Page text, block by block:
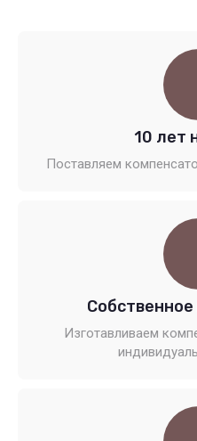
10 лет
Поставляем
Изготавливаем